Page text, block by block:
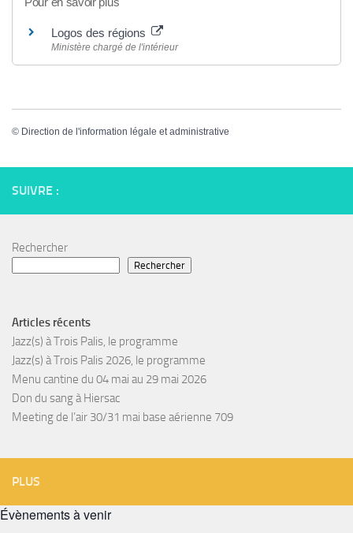
Logos des régions
Ministère chargé de l'intérieur
© Direction de l'information légale et administrative
SUIVRE :
Rechercher
Rechercher
Articles récents
Jazz(s) à Trois Palis, le programme
Jazz(s) à Trois Palis 2026, le programme
Menu cantine du 04 mai au 29 mai 2026
Don du sang à Hiersac
Meeting de l’air 30/31 mai base aérienne 709
PLUS
Évènements à venir